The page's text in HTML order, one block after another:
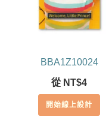
BBA1Z10024
從 NT$4
開始線上設計